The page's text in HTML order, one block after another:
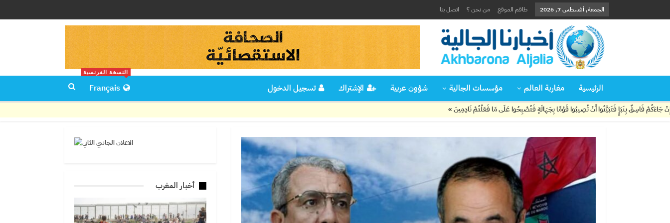
الجمعة, أغسطس 7, 2026 طاقم الموقع من نحن ؟ اتصل بنا
الرئيسية مغاربة العالم مؤسسات الجالية شؤون عربية الإشتراك تسجيل الدخول Français
النسخة الفرنسية
فَتَبَيَّنُوا أَنْ تُصِيبُوا قَوْمًا بِجَهَالَةٍ فَتُصْبِحُوا عَلَى مَا فَعَلْتُمْ نَادِمِينَ »
أخبار المغرب